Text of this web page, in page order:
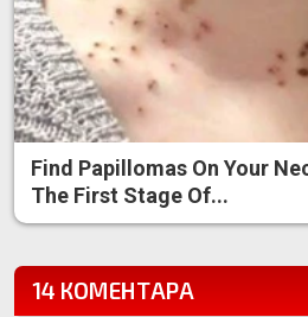
Find Papillomas On Your
The First Stage Of...
14 КОМЕНТАРА